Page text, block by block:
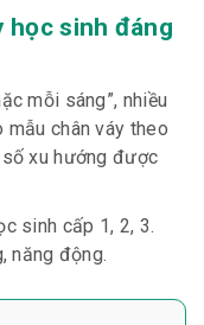
học sinh đáng
mỗi sáng”, nhiều
chân váy theo
xu hướng được
sinh cấp 1, 2, 3.
năng động.